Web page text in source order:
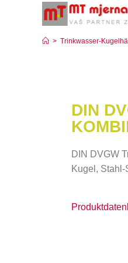
> Trinkwasser-
DIN
DIN DVGW
Kugel,